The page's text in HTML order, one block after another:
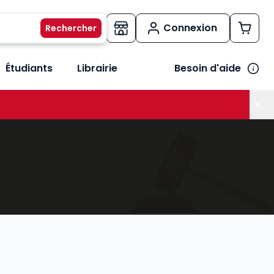
Connexion
métiers
le sous-menu Vos besoins
Étudiants Librairie Besoin d'aide